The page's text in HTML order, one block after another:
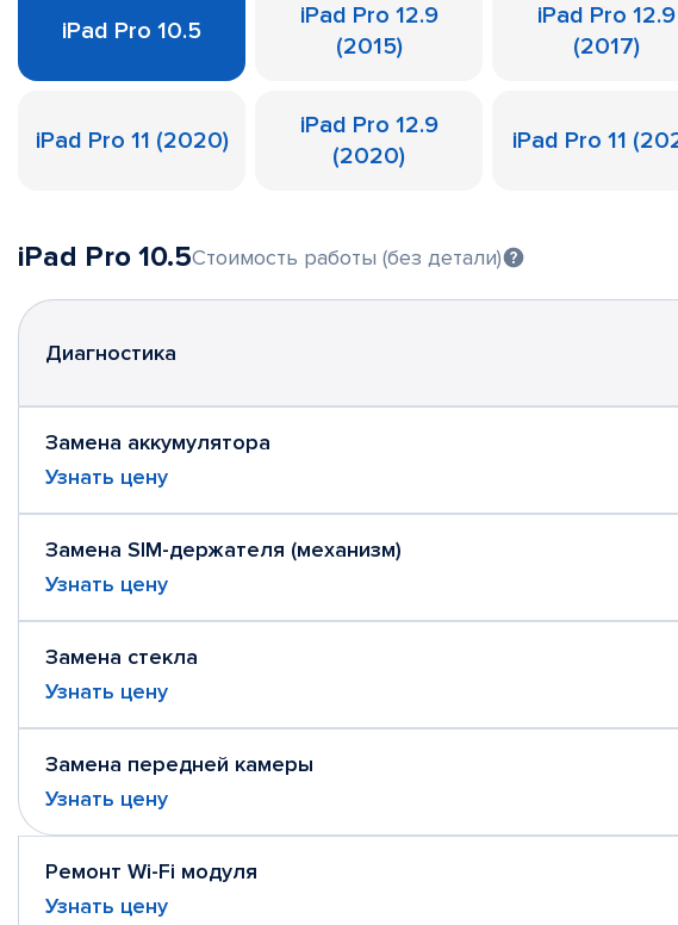
iPad Pro 10.5
iPad Pro 12.9
(2015)
iPad Pro 12.9
(2017)
iPad Pro 11 (2020)
iPad Pro 12.9
(2020)
iPad Pro 11
iPad Pro 10.5Стоимость работы (без детали)
Диагностика
Замена аккумулятора
Узнать цену
Замена SIM-держателя (механизм)
Узнать цену
Замена стекла
Узнать цену
Замена передней камеры
Узнать цену
Ремонт Wi-Fi модуля
Узнать цену